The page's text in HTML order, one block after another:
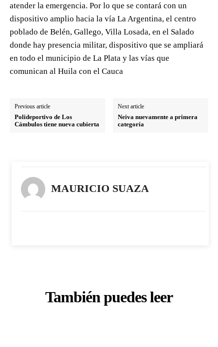
atender la emergencia. Por lo que se contará con un
dispositivo amplio hacia la vía La Argentina, el centro
poblado de Belén, Gallego, Villa Losada, en el Salado
donde hay presencia militar, dispositivo que se ampliará
en todo el municipio de La Plata y las vías que
comunican al Huila con el Cauca
Previous article
Polideportivo de Los
Cámbulos tiene nueva cubierta
Next article
Neiva nuevamente a primera
categoría
MAURICIO SUAZA
También puedes leer